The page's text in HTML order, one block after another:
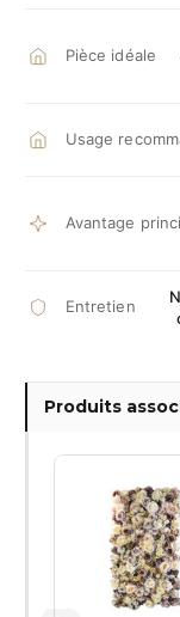
Pièce idéale
Usage
Avantage
Entretien
Produits